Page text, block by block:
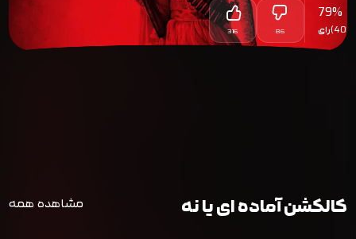
%
79
رای 86
316
کالکشن آماده ای یا نه مشاهده همه